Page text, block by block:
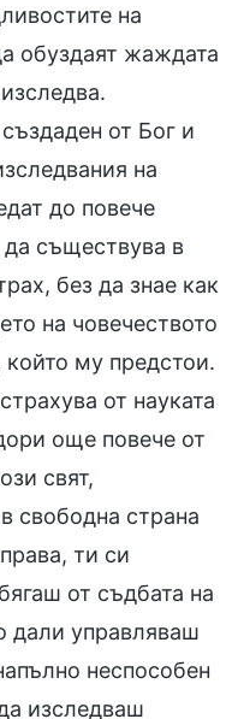
на
обуздаят жаждата
от Бог и
на
до повече
да съществува в
без да знае как
на човечеството
който му предстои.
от науката
още повече от
свят,
свободна страна
ти си
от съдбата на
дали управляваш
неспособен
изследваш